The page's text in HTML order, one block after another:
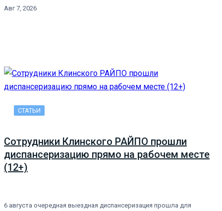
Авг 7, 2026
СТАТЬИ
Сотрудники Клинского РАЙПО прошли
диспансеризацию прямо на рабочем месте
(12+)
6 августа очередная выездная диспансеризация прошла для